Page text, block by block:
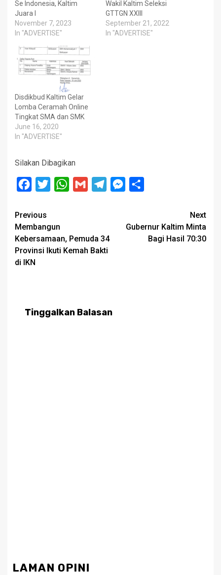
Se Indonesia, Kaltim
Juara I
November 7, 2023
In "ADVERTISE"
Wakil Kaltim Seleksi
GTTGN XXIII
September 21, 2022
In "ADVERTISE"
Disdikbud Kaltim Gelar
Lomba Ceramah Online
Tingkat SMA dan SMK
June 16, 2020
In "ADVERTISE"
Silakan Dibagikan
Facebook
Twitter WhatsApp
Gmail TelegramMessenger
Post
navigation
Previous
Membangun
Kebersamaan, Pemuda 34
Provinsi Ikuti Kemah Bakti
di IKN
Next
Gubernur Kaltim Minta
Bagi Hasil 70:30
Tinggalkan Balasan
LAMAN OPINI